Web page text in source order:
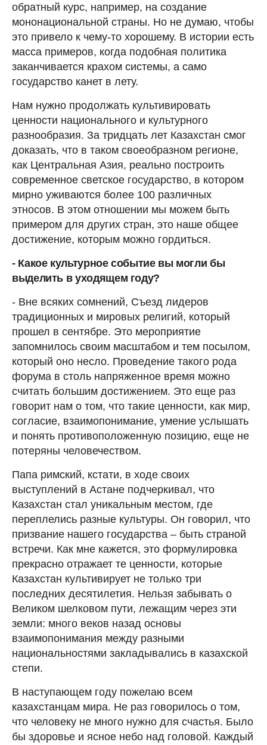
обратный курс, например, на создание
мононациональной страны. Но не думаю, чтобы
это привело к чему-то хорошему. В истории есть
масса примеров, когда подобная политика
заканчивается крахом системы, а само
государство канет в лету.
Нам нужно продолжать культивировать
ценности национального и культурного
разнообразия. За тридцать лет Казахстан смог
доказать, что в таком своеобразном регионе,
как Центральная Азия, реально построить
современное светское государство, в котором
мирно уживаются более 100 различных
этносов. В этом отношении мы можем быть
примером для других стран, это наше общее
достижение, которым можно гордиться.
- Какое культурное событие вы могли бы
выделить в уходящем году?
- Вне всяких сомнений, Съезд лидеров
традиционных и мировых религий, который
прошел в сентябре. Это мероприятие
запомнилось своим масштабом и тем посылом,
который оно несло. Проведение такого рода
форума в столь напряженное время можно
считать большим достижением. Это еще раз
говорит нам о том, что такие ценности, как мир,
согласие, взаимопонимание, умение услышать
и понять противоположенную позицию, еще не
потеряны человечеством.
Папа римский, кстати, в ходе своих
выступлений в Астане подчеркивал, что
Казахстан стал уникальным местом, где
переплелись разные культуры. Он говорил, что
призвание нашего государства – быть страной
встречи. Как мне кажется, это формулировка
прекрасно отражает те ценности, которые
Казахстан культивирует не только три
последних десятилетия. Нельзя забывать о
Великом шелковом пути, лежащим через эти
земли: много веков назад основы
взаимопонимания между разными
национальностями закладывались в казахской
степи.
В наступающем году пожелаю всем
казахстанцам мира. Не раз говорилось о том,
что человеку не много нужно для счастья. Было
бы здоровье и ясное небо над головой. Каждый